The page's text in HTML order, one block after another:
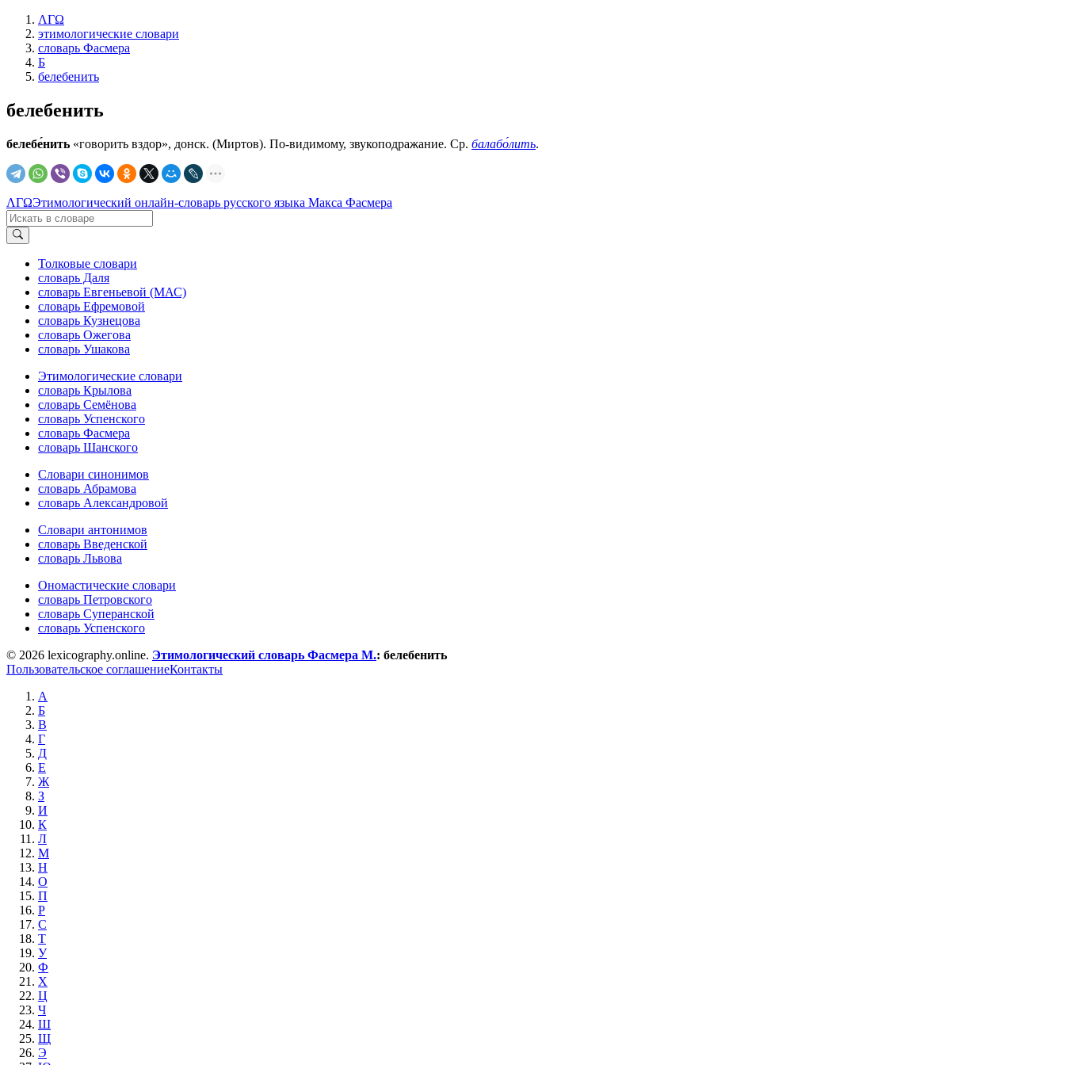
ΛΓΩ
этимологические словари
словарь Фасмера
Б
белебенить
белебенить
белебе́нить «говорить вздор», донск. (Миртов). По-видимому, звукоподражание. Ср. балабо́лить.
ΛΓΩЭтимологический онлайн-словарь русского языка Макса Фасмера
Толковые словари
словарь Даля
словарь Евгеньевой (МАС)
словарь Ефремовой
словарь Кузнецова
словарь Ожегова
словарь Ушакова
Этимологические словари
словарь Крылова
словарь Семёнова
словарь Успенского
словарь Фасмера
словарь Шанского
Словари синонимов
словарь Абрамова
словарь Александровой
Словари антонимов
словарь Введенской
словарь Львова
Ономастические словари
словарь Петровского
словарь Суперанской
словарь Успенского
© 2026 lexicography.online. Этимологический словарь Фасмера М.: белебенить
Пользовательское соглашениеКонтакты
А
Б
В
Г
Д
Е
Ж
З
И
К
Л
М
Н
О
П
Р
С
Т
У
Ф
Х
Ц
Ч
Ш
Щ
Э